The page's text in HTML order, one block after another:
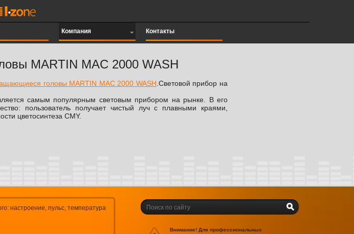
Компания Контакты
MARTIN MAC 2000 WASH
головы MARTIN MAC 2000 WASH .Световой прибор на
самым популярным световым прибором на рынке. В его
пользователь получает чистый луч с плавными краями,
цветосинтеза CMY.
настроение, пульс, температура
Внимание! Для профессиональных